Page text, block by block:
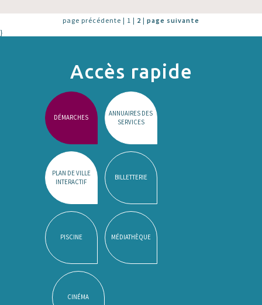
page précédente | 1 | 2 | page suivante
}
Accès rapide
DÉMARCHES
ANNUAIRES DES
SERVICES
PLAN DE VILLE
INTERACTIF
BILLETTERIE
PISCINE MÉDIATHÈQUE
CINÉMA